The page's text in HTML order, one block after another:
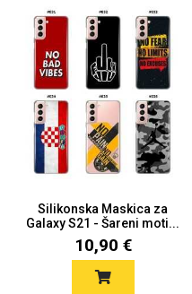
Silikonska Maskica za
Galaxy S21 - Šareni moti...
10,90 €
Svijet životinja
Mandale / Cvjetni
motivi